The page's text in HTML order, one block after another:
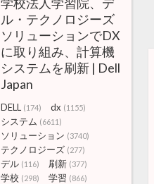
ル・テクノロジーズ
ソリューションでDX
に取り組み、計算機
システムを刷新 | Dell
Japan
DELL (174) dx (1155)
システム (6611)
ソリューション (3740)
テクノロジーズ (277)
デル (116) 刷新 (377)
学校 (298) 学習 (866)